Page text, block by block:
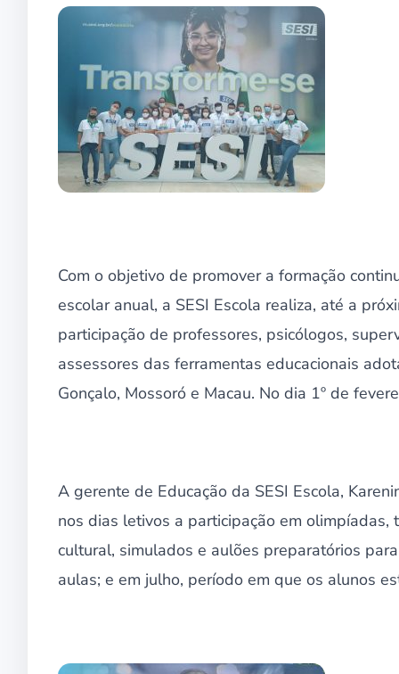
Com o objetivo de promover a formação
escolar anual, a SESI Escola realiza, até a
participação de professores, psicólogos,
assessores das ferramentas educacionais
Gonçalo, Mossoró e Macau. No dia 1º de
A gerente de Educação da SESI Escola,
nos dias letivos a participação em
cultural, simulados e aulões preparatórios
aulas; e em julho, período em que os alunos